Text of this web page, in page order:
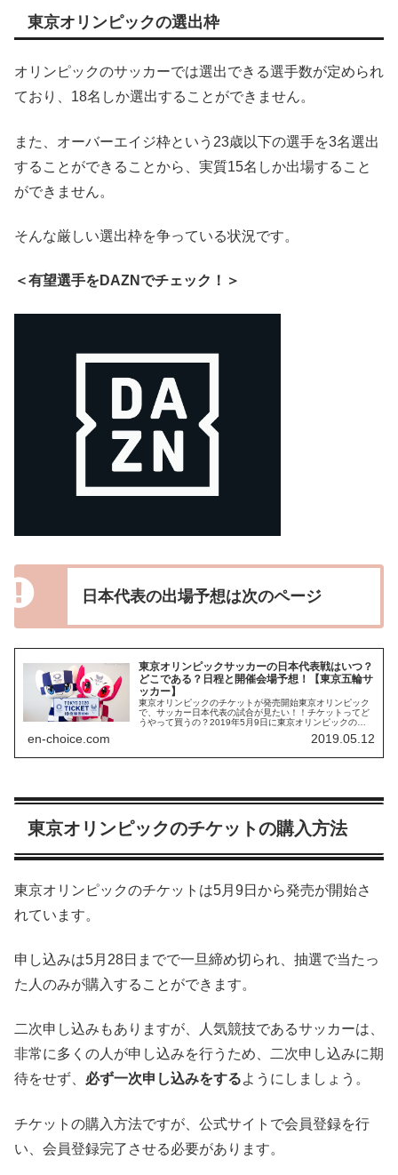
東京オリンピックの選出枠
オリンピックのサッカーでは選出できる選手数が定められ
ており、18名しか選出することができません。
また、オーバーエイジ枠という23歳以下の選手を3名選出
することができることから、実質15名しか出場すること
ができません。
そんな厳しい選出枠を争っている状況です。
＜有望選手をDAZNでチェック！＞
日本代表の出場予想は次のページ
東京オリンピックサッカーの日本代表戦はいつ？
どこである？日程と開催会場予想！【東京五輪サ
ッカー】
東京オリンピックのチケットが発売開始東京オリンピック
で、サッカー日本代表の試合が見たい！！チケットってど
うやって買うの？2019年5月9日に東京オリンピックの観
en-choice.com 2019.05.12
東京オリンピックのチケットの購入方法
東京オリンピックのチケットは5月9日から発売が開始さ
れています。
申し込みは5月28日までで一旦締め切られ、抽選で当たっ
た人のみが購入することができます。
二次申し込みもありますが、人気競技であるサッカーは、
非常に多くの人が申し込みを行うため、二次申し込みに期
待をせず、 必ず一次申し込みをするようにしましょう。
チケットの購入方法ですが、公式サイトで会員登録を行
い、会員登録完了させる必要があります。